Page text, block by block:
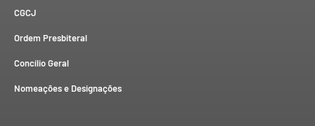
CGCJ
Ordem Presbiteral
Concílio Geral
Nomeações e Designações